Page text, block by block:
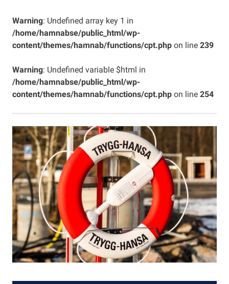
Warning: Undefined array key 1 in
/home/hamnabse/public_html/wp-
content/themes/hamnab/functions/cpt.php on line 239
Warning: Undefined variable $html in
/home/hamnabse/public_html/wp-
content/themes/hamnab/functions/cpt.php on line 254